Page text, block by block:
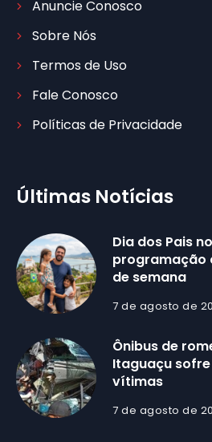
Anuncie Conosco
Sobre Nós
Termos de Uso
Fale Conosco
Políticas de Privacidade
Últimas Notícias
Dia dos Pais
programação
de semana
7 de agosto de
Ônibus de
Itaguaçu
vítimas
7 de agosto de